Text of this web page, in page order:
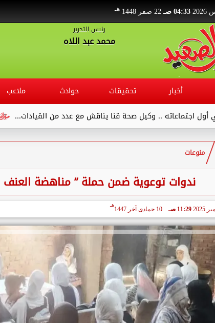
04:33 صـ 22 صفر 1448 هـ
رئيس التحرير
محمد عبد اللاه
أخبار تحقيقات حوادث ملاعب
وكيل .. وكيل صحة قنا يناقش مع عدد من القيادات...
منوعات
ندوات توعوية ضمن حملة ” مناهضة
11:29 صـ 10 جمادى آخر 1447
هـ